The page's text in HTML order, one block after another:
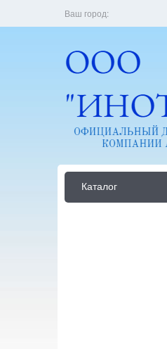
Ваш город:
Каталог